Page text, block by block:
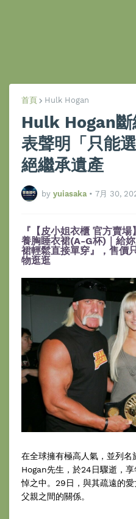
首頁 Hulk Hogan
Hulk Hogan斷
表聲明「只能
絕繼承遺產
by yuiasaka • 7月 30,
『【皮小姐衣櫃 官方賣
養胸睡衣裙(A-G杯)｜給
裙輕鬆直接單穿』，售價
物逛逛
在全球擁有極高人氣，並列
Hogan先生，於24日驟逝，
悼之中。29日，與其疏遠的
父親之間的關係。